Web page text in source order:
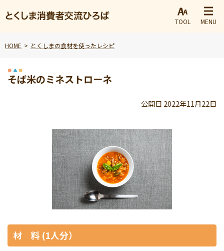
TOOL MENU
HOME とくしまの食材を使ったレシピ
そば米のミネストローネ
公開日 2022年11月22日
材 料 (1人分）